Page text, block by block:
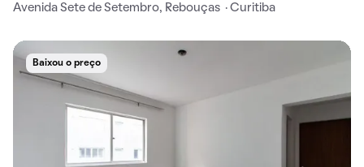
Avenida Sete de Setembro, Rebouças · Curitiba
Baixou o preço